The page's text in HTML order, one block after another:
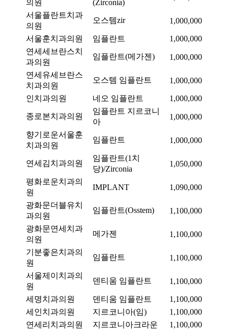
의원 (Zirconia)
서울플란트치과
의원
오스템zir 1,000,000
서울훈치과의원 임플란트
1,000,000
연세세브란스치
과의원
임플란트(메가젠) 1,000,000
연세유세브란스
치과의원
오스템 임플란트 1,000,000
인치과의원 네오 임플란트 1,000,000
종로본치과의원
임플란트 지르코니
아
1,000,000
향기로운서울훈
치과의원
임플란트 1,000,000
연세김치과의원
임플란트(1치
당)/Zirconia
1,050,000
평화로운치과의
원
IMPLANT 1,090,000
광화문더블유치
과의원
임플란트(Osstem) 1,100,000
광화문연세치과
의원
메가젠 1,100,000
기분좋은치과의
원
임플란트 1,100,000
서울제이치과의
원
덴티움 임플란트 1,100,000
세명치과의원 덴티움 임플란트
1,100,000
세인치과의원
지르코니아(임)
1,100,000
연세리치과의원
지르코니아크라운
1,100,000